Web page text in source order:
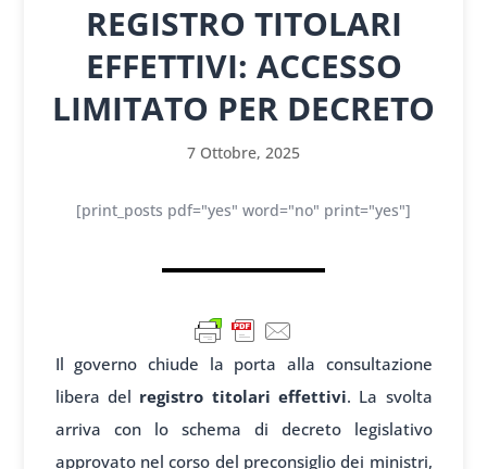
REGISTRO TITOLARI
EFFETTIVI: ACCESSO
LIMITATO PER DECRETO
7 Ottobre, 2025
[print_posts pdf="yes" word="no" print="yes"]
Il governo chiude la porta alla consultazione
libera del registro titolari effettivi. La svolta
arriva con lo schema di decreto legislativo
approvato nel corso del preconsiglio dei ministri,